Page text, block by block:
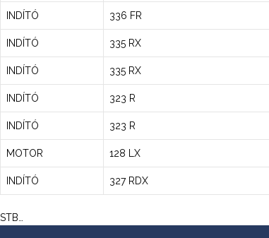
INDÍTÓ 336 FR
INDÍTÓ 335 RX
INDÍTÓ 335 RX
INDÍTÓ 323 R
INDÍTÓ 323 R
MOTOR 128 LX
INDÍTÓ 327 RDX
STB…